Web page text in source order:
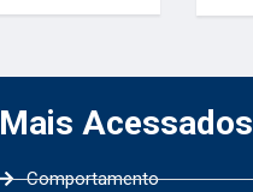
Mais Acessados
Comportamento